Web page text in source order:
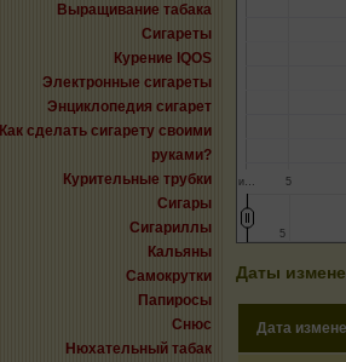
Выращивание табака
Сигареты
Курение IQOS
Электронные сигареты
Энциклопедия сигарет
Как сделать сигарету своими
руками?
Курительные трубки
Сигары
Сигариллы
Кальяны
Самокрутки
Папиросы
Снюс
Нюхательный табак
и… 5
5
5
Даты
Дата